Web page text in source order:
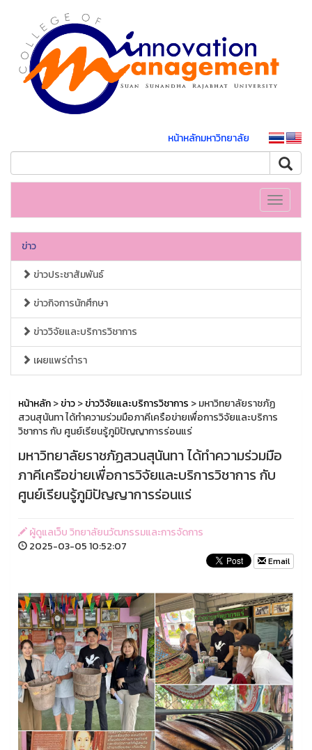
หน้าหลักมหาวิทยาลัย
Toggle
ข่าว
ข่าวประชาสัมพันธ์
ข่าวกิจการนักศึกษา
ข่าววิจัยและบริการวิชาการ
เผยแพร่ตำรา
หน้าหลัก>ข่าว>ข่าววิจัยและบริการวิชาการ > มหาวิทยาลัยราชภัฏ
สวนสุนันทา ได้ทำความร่วมมือภาคีเครือข่ายเพื่อการวิจัยและบริการ
วิชาการ กับ ศูนย์เรียนรู้ภูมิปัญญาการร่อนแร่
มหาวิทยาลัยราชภัฏสวนสุนันทา ได้ทำความร่วมมือ
ภาคีเครือข่ายเพื่อการวิจัยและบริการวิชาการ กับ
ศูนย์เรียนรู้ภูมิปัญญาการร่อนแร่
ผู้ดูแลเว็บ วิทยาลัยนวัฒกรรมและการจัดการ
2025-03-05 10:52:07
Email